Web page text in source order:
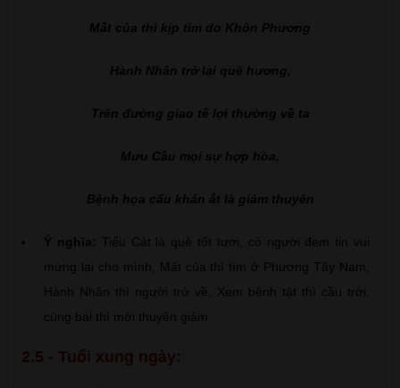
Mất của thì kịp tìm do Khôn Phương
Hành Nhân trở lại quê hương,
Trên đường giao tế lợi thường về ta
Mưu Cầu mọi sự hợp hòa,
Bệnh họa cẩu khẩn ắt là giảm thuyên
Ý nghĩa: Tiểu Cát là quẻ tốt tươi, có người đem tin vui
mừng lại cho mình, Mất của thì tìm ở Phương Tây Nam,
Hành Nhân thì người trở về, Xem bệnh tật thì cầu trời,
cúng bái thì mới thuyên giảm.
2.5 - Tuổi xung ngày: